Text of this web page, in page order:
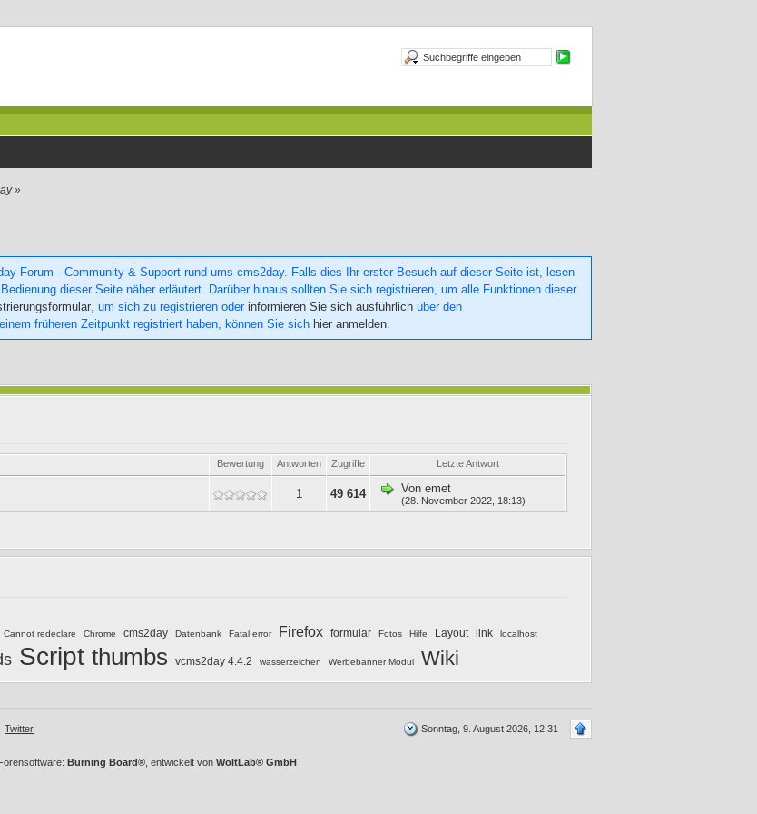
»
Forum - Community & Support rund ums cms2day. Falls dies Ihr erster Besuch auf dieser Seite ist, lesen
dieser Seite näher erläutert. Darüber hinaus sollten Sie sich registrieren, um alle Funktionen dieser
, um sich zu registrieren oder informieren Sie sich ausführlich über den
früheren Zeitpunkt registriert haben, können Sie sich hier anmelden.
Bewertung Antworten Zugriffe Letzte Antwort
1 49 614 Von emet
(28. November 2022, 18:13)
Cannot redeclare Chrome cms2day Datenbank Fatal error Firefox formular Fotos Hilfe Layout link localhost
Script thumbs vcms2day 4.4.2 wasserzeichen Werbebanner Modul Wiki
Twitter Sonntag, 9. August 2026, 12:31
Burning Board® , entwickelt von WoltLab® GmbH